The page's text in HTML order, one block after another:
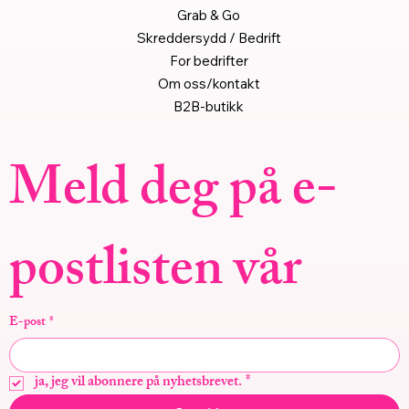
Meld deg på e-
postlisten vår
E-post*
ja, jeg vil abonnere på nyhetsbrevet.*
Grab & Go
Skreddersydd / Bedrift
For bedrifter
Om oss/kontakt
B2B-butikk